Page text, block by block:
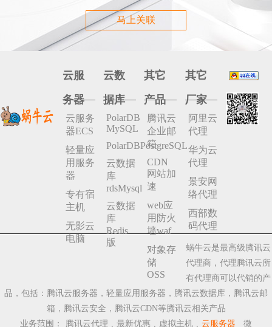
09
23-09
虚拟主机FTP无法登陆是什么原因？
虚拟主机FTP无法登录的原因可能有以下几种： 错误的用户名或密码：请确保输入的FTP用户名和密码是正确的，注意
区分大小写。 IP地址限制：虚拟主机可能设置了
09 虚拟主机实现可扩展的云计算方案
虚拟云主机是一种基于云计算技术的虚拟化解决方
展的云计算方案的一些关键点： 虚拟化技术：虚拟云主机通过使用虚拟化技术，将物理服务器分割成多个虚拟机实例。
每个虚拟机实例可以独立运……
23-09
虚拟主机为什么要升级？
虚拟主机升级可以带来以下几个主要的好处和理由： 资源扩展：虚拟主机升级可以提供更多的资源，如更大的存储
间、更高的带宽、更多的CPU和内存等。这可以使
提升网站性能：升级虚……
09 多线和双线主机有什么区别？
多线主机和双线主机是虚拟主机服务提供商所提供的
马上关联
云服
务器
云服务
器ECS
轻量应
用服务
器
专有宿
主机
无影云
电脑
云数
据库
PolarDB
MySQL
PolarDBPostgreSQL
云数据
库
rdsMysql
云数据
库
Redis
版
其它
产品
腾讯云
企业邮
箱
CDN
网站加
速
web应
用防火
墙waf
对象存
储
OSS
其它
厂家
阿里云
代理
华为云
代理
景安网
络代理
西部数
码代理
蜗牛云是最高级腾讯云
代理商，代理腾讯云所
有代理商可以代销的产
品，包括：腾讯云服务器，轻量应用服务器，腾讯云数据库，腾讯云邮
箱，腾讯云安全，腾讯云CDN等腾讯云相关产品
业务范围：
腾讯云代理 , 最新优惠 , 虚拟主机 , 云服务器 微